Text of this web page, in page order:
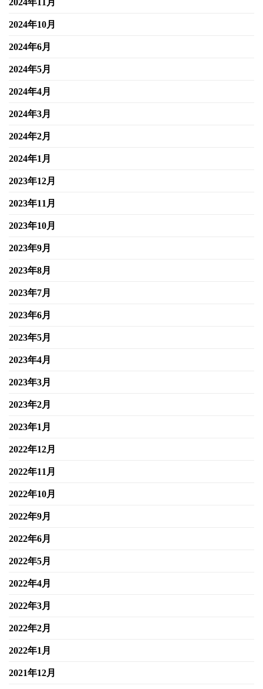
2024年10月
2024年6月
2024年5月
2024年4月
2024年3月
2024年2月
2024年1月
2023年12月
2023年11月
2023年10月
2023年9月
2023年8月
2023年7月
2023年6月
2023年5月
2023年4月
2023年3月
2023年2月
2023年1月
2022年12月
2022年11月
2022年10月
2022年9月
2022年6月
2022年5月
2022年4月
2022年3月
2022年2月
2022年1月
2021年12月